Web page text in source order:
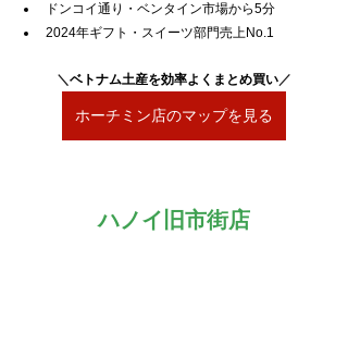
ドンコイ通り・ベンタイン市場から5分
2024年ギフト・スイーツ部門売上No.1
＼ベトナム土産を効率よくまとめ買い／
ホーチミン店のマップを見る
ハノイ旧市街店